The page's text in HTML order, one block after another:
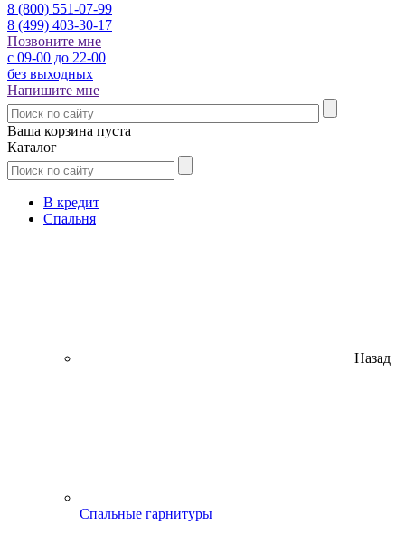
8 (800) 551-07-99
8 (499) 403-30-17
Позвоните мне
с 09-00 до 22-00
без выходных
Напишите мне
Ваша корзина пуста
Каталог
В кредит
Спальня
Назад
Спальные гарнитуры